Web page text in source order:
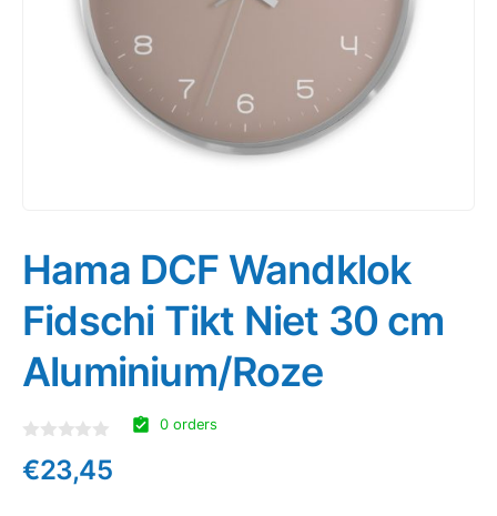
Hama DCF Wandklok
Fidschi Tikt Niet 30 cm
Aluminium/Roze
0
uit
0 orders
€23,45